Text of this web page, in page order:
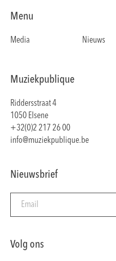
Menu
Media Nieuws
Muziekpublique
Riddersstraat 4
1050 Elsene
+32(0)2 217 26 00
info@muziekpublique.be
Nieuwsbrief
Volg ons